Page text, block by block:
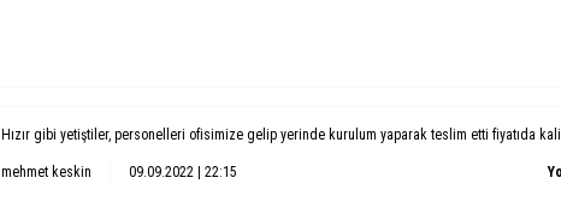
Hızır gibi yetiştiler, personelleri ofisimize gelip yerinde kurulum yaparak teslim etti fiyatıda
mehmet keskin 09.09.2022 | 22:15